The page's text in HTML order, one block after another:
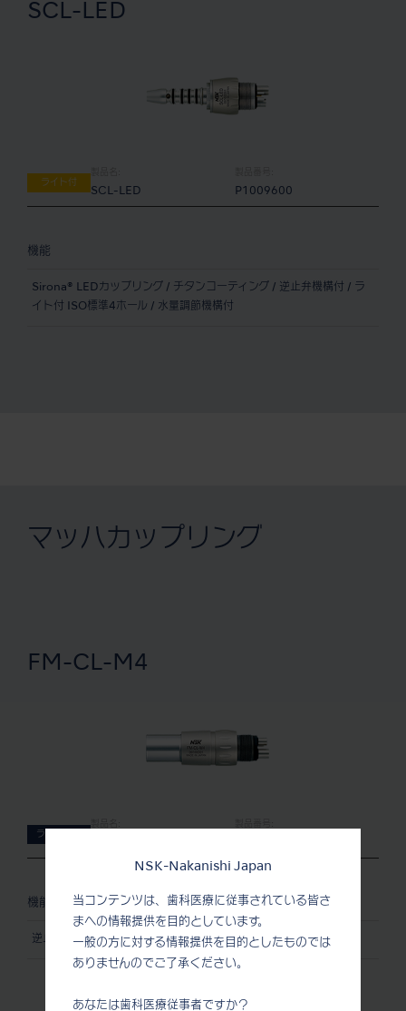
NSK-Nakanishi Japan
当コンテンツは、歯科医療に従事されている皆さ
まへの情報提供を目的としています。
一般の方に対する情報提供を目的としたものでは
ありませんのでご了承ください。
あなたは歯科医療従事者ですか？
SCL-LED
ライト付
SCL-LED P1009600
機能
Sirona® LEDカップリング / チタンコーティング / 逆止弁機構付 / ラ
イト付 ISO標準4ホール / 水量調節機構付
マッハカップリング
FM-CL-M4
ライト無し
機能
逆止弁機構付